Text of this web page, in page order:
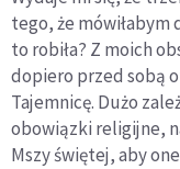
tego, że mówiłabym
to robiła? Z moich
dopiero przed sobą
Tajemnicę. Dużo
obowiązki religijne,
Mszy świętej, aby